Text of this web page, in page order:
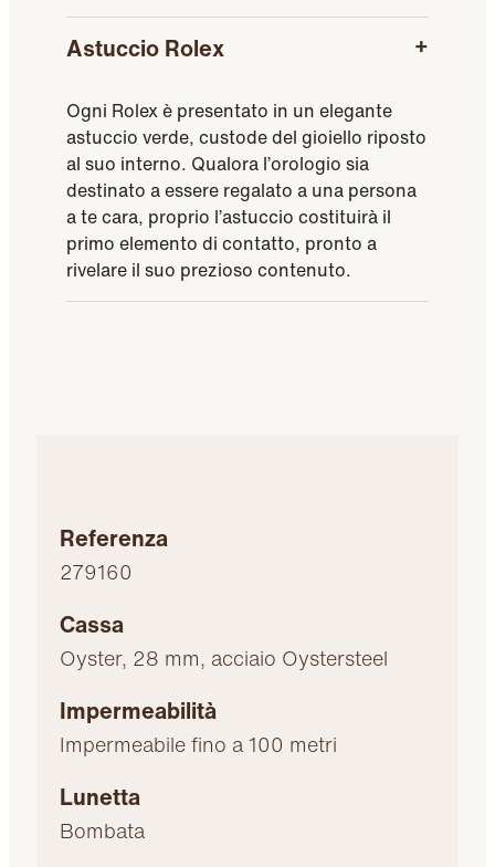
Astuccio Rolex
Ogni Rolex è presentato in un elegante
astuccio verde, custode del gioiello riposto
al suo interno. Qualora l’orologio sia
destinato a essere regalato a una persona
a te cara, proprio l’astuccio costituirà il
primo elemento di contatto, pronto a
rivelare il suo prezioso contenuto.
Referenza
279160
Cassa
Oyster, 28 mm, acciaio Oystersteel
Impermeabilità
Impermeabile fino a 100 metri
Lunetta
Bombata